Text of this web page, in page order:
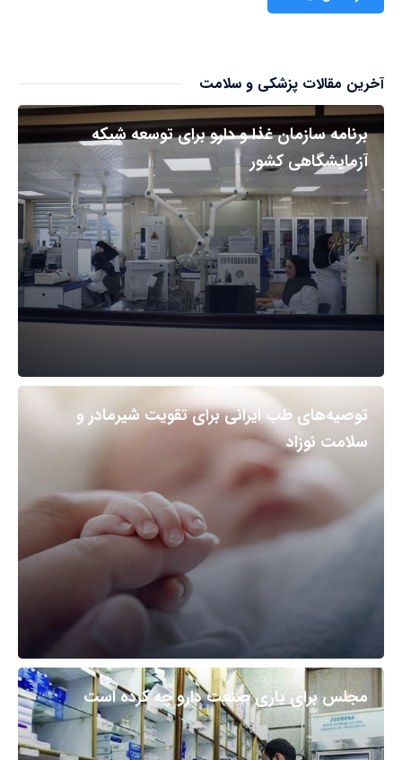
آخرین مقالات پزشکی و سلامت
برنامه سازمان غذا و دارو برای توسعه شبکه
آزمایشگاهی کشور
توصیه‌های طب ایرانی برای تقویت شیرمادر و
سلامت نوزاد
مجلس برای یاری صنعت دارو چه کرده است